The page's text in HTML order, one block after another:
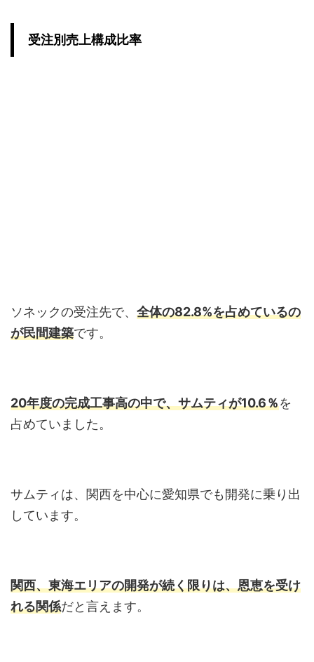
受注別売上構成比率
ソネックの受注先で、 全体の82.8%を占めているの
が民間建築です。
20年度の完成工事高の中で、サムティが10.6％を
占めていました。
サムティは、関西を中心に愛知県でも開発に乗り出
しています。
関西、東海エリアの開発が続く限りは、恩恵を受け
れる関係だと言えます。